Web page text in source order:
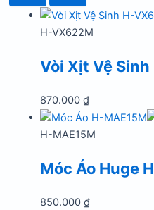
H-VX622M
Vòi Xịt Vệ
870.000₫
H-MAE15M
Móc Áo Huge
850.000₫